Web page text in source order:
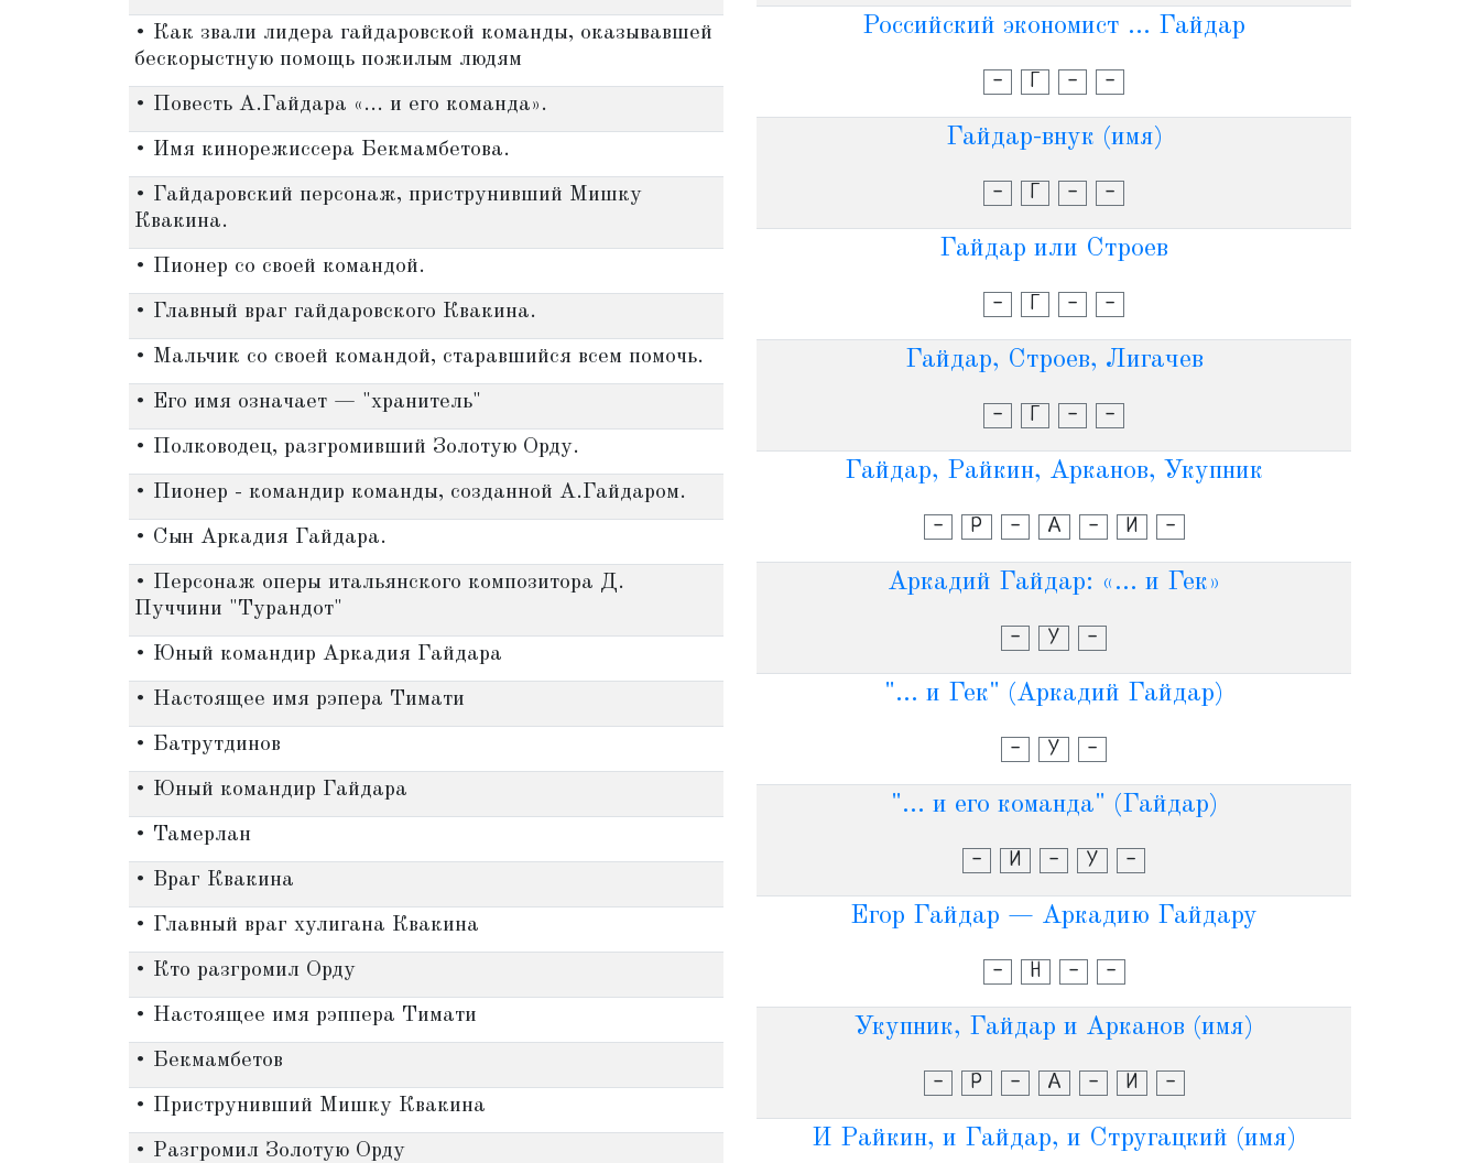
• Как звали лидера гайдаровской команды, оказывавшей
бескорыстную помощь пожилым людям
• Повесть А.Гайдара «... и его команда».
• Имя кинорежиссера Бекмамбетова.
• Гайдаровский персонаж, приструнивший Мишку
Квакина.
• Пионер со своей командой.
• Главный враг гайдаровского Квакина.
• Мальчик со своей командой, старавшийся всем помочь.
• Его имя означает — "хранитель"
• Полководец, разгромивший Золотую Орду.
• Пионер - командир команды, созданной А.Гайдаром.
• Сын Аркадия Гайдара.
• Персонаж оперы итальянского композитора Д.
Пуччини "Турандот"
• Юный командир Аркадия Гайдара
• Настоящее имя рэпера Тимати
• Батрутдинов
• Юный командир Гайдара
• Тамерлан
• Враг Квакина
• Главный враг хулигана Квакина
• Кто разгромил Орду
• Настоящее имя рэппера Тимати
• Бекмамбетов
• Приструнивший Мишку Квакина
• Разгромил Золотую Орду
Российский экономист ... Гайдар
- Г - -
Гайдар-внук (имя)
- Г - -
Гайдар или Строев
- Г - -
Гайдар, Строев, Лигачев
- Г - -
Гайдар, Райкин, Арканов, Укупник
- Р - А - И -
Аркадий Гайдар: «... и Гек»
- У -
"... и Гек" (Аркадий Гайдар)
- У -
"... и его команда" (Гайдар)
- И - У -
Егор Гайдар — Аркадию Гайдару
- Н - -
Укупник, Гайдар и Арканов (имя)
- Р - А - И -
И Райкин, и Гайдар, и Стругацкий (имя)